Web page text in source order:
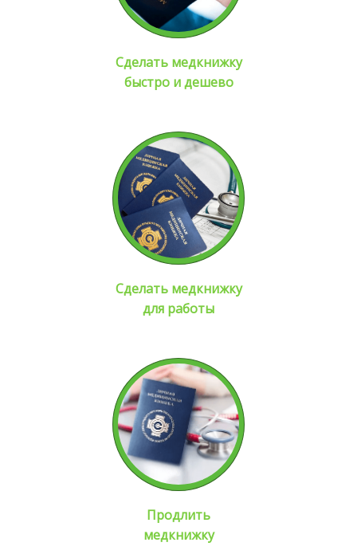
Сделать медкнижку
быстро и дешево
Сделать медкнижку
для работы
Продлить
медкнижку